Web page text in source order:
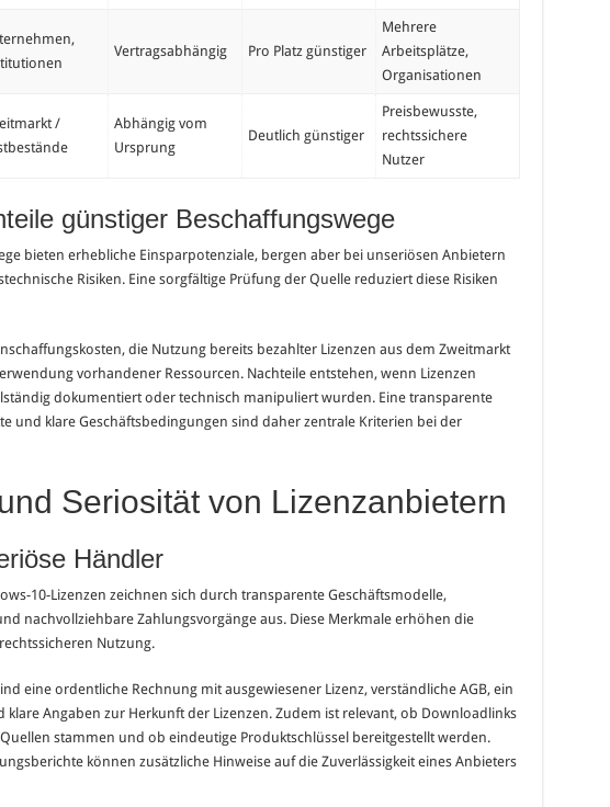
Vertragsabhängig Pro Platz günstiger
Mehrere
Arbeitsplätze,
Organisationen
/
Abhängig vom
Ursprung
Deutlich günstiger
Preisbewusste,
rechtssichere
Nutzer
günstiger Beschaffungswege
bieten erhebliche Einsparpotenziale, bergen aber bei unseriösen Anbietern
Risiken. Eine sorgfältige Prüfung der Quelle reduziert diese Risiken
die Nutzung bereits bezahlter Lizenzen aus dem Zweitmarkt
vorhandener Ressourcen. Nachteile entstehen, wenn Lizenzen
dokumentiert oder technisch manipuliert wurden. Eine transparente
und klare Geschäftsbedingungen sind daher zentrale Kriterien bei der
Seriosität von Lizenzanbietern
Händler
10-Lizenzen zeichnen sich durch transparente Geschäftsmodelle,
nachvollziehbare Zahlungsvorgänge aus. Diese Merkmale erhöhen die
Nutzung.
eine ordentliche Rechnung mit ausgewiesener Lizenz, verständliche AGB, ein
Angaben zur Herkunft der Lizenzen. Zudem ist relevant, ob Downloadlinks
stammen und ob eindeutige Produktschlüssel bereitgestellt werden.
können zusätzliche Hinweise auf die Zuverlässigkeit eines Anbieters